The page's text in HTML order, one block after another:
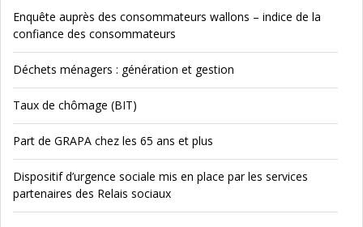
Enquête auprès des consommateurs wallons – indice de la
confiance des consommateurs
Déchets ménagers : génération et gestion
Taux de chômage (BIT)
Part de GRAPA chez les 65 ans et plus
Dispositif d’urgence sociale mis en place par les services
partenaires des Relais sociaux